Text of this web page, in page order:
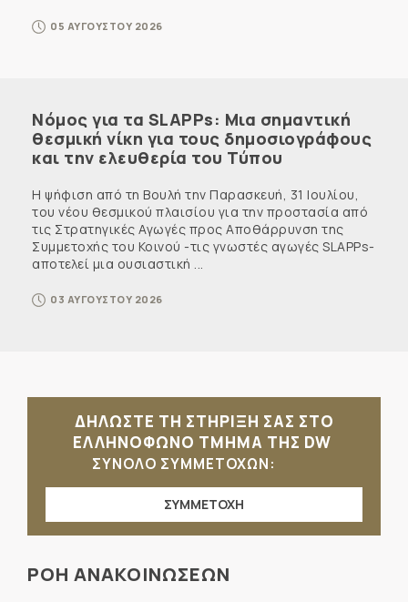
05 ΑΥΓΟΥΣΤΟΥ 2026
Νόμος για τα SLAPPs: Μια σημαντική
θεσμική νίκη για τους δημοσιογράφους
και την ελευθερία του Τύπου
Η ψήφιση από τη Βουλή την Παρασκευή, 31 Ιουλίου,
του νέου θεσμικού πλαισίου για την προστασία από
τις Στρατηγικές Αγωγές προς Αποθάρρυνση της
Συμμετοχής του Κοινού -τις γνωστές αγωγές SLAPPs-
αποτελεί μια ουσιαστική ...
03 ΑΥΓΟΥΣΤΟΥ 2026
ΔΗΛΩΣΤΕ ΤΗ ΣΤΗΡΙΞΗ ΣΑΣ ΣΤΟ
ΕΛΛΗΝΟΦΩΝΟ ΤΜΗΜΑ ΤΗΣ DW
ΣΥΝΟΛΟ ΣΥΜΜΕΤΟΧΩΝ:
ΣΥΜΜΕΤΟΧΗ
ΡΟΗ ΑΝΑΚΟΙΝΩΣΕΩΝ